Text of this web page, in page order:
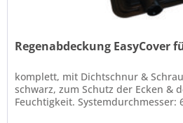
Regenabdeckung EasyCover
komplett, mit Dichtschnur &
schwarz, zum Schutz der Ecken &
Feuchtigkeit. Systemdurchmesser: